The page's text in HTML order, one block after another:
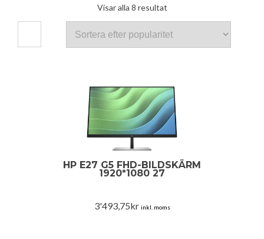
Visar alla 8 resultatSortera
efter
HP E27 G5 FHD-BILDSKÄRM
1920*1080 27
3'493,75kr inkl. moms